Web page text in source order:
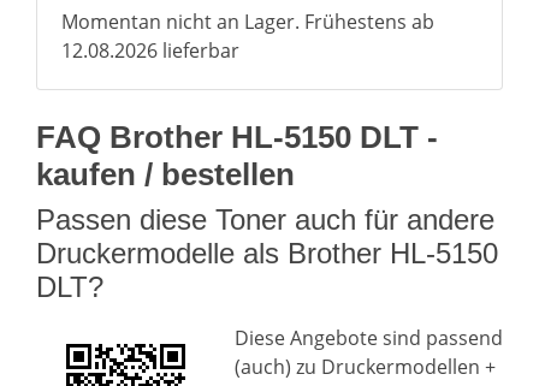
Momentan nicht an Lager. Frühestens ab
12.08.2026 lieferbar
FAQ Brother HL-5150 DLT -
kaufen / bestellen
Passen diese Toner auch für andere
Druckermodelle als Brother HL-5150
DLT?
Diese Angebote sind passend
(auch) zu Druckermodellen +